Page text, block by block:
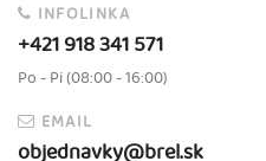
INFOLINKA
+421 918 341 571
Po - Pi (08:00 - 16:00)
EMAIL
objednavky@brel.sk